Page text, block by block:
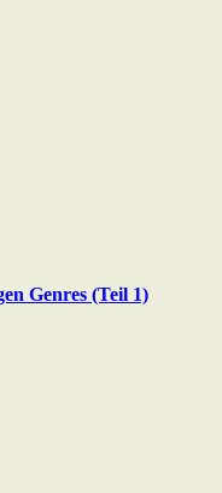
Genres (Teil 1)